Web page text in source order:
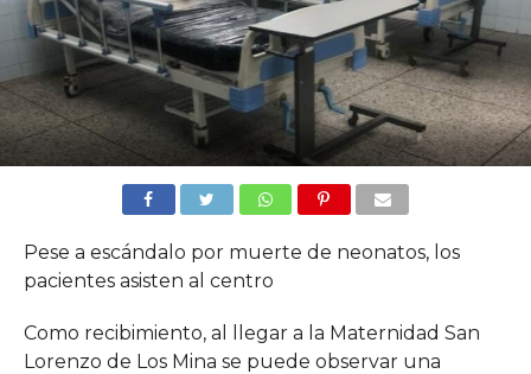
Pese a escándalo por muerte de neonatos, los
pacientes asisten al centro
Como recibimiento, al llegar a la Maternidad San
Lorenzo de Los Mina se puede observar una